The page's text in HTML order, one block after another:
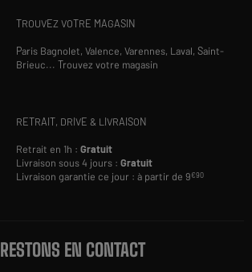
TROUVEZ VOTRE MAGASIN
Paris Bagnolet,Valence,Varennes, Laval,Saint-
Brieuc...Trouvez votre magasin
RETRAIT, DRIVE & LIVRAISON
Retrait en 1h :Gratuit
Livraison sous 4 jours :Gratuit
Livraison garantie ce jour : à partir de 9€90
RESTONS EN CONTACT